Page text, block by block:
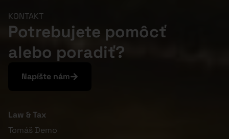
KONTAKT
Potrebujete pomôcť
alebo poradiť?
Napíšte nám
Law & Tax
Tomáš Demo